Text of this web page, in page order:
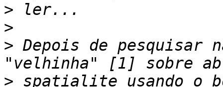
>
>
> Depois de pesquisar
> spatialite usando o